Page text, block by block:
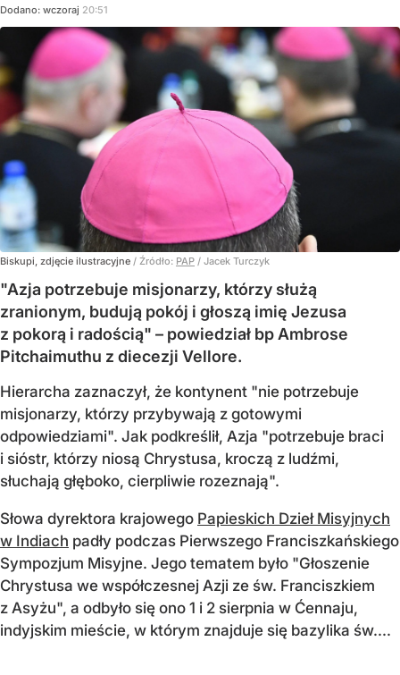
Dodano: wczoraj 20:51
Biskupi, zdjęcie ilustracyjne / Źródło: PAP / Jacek Turczyk
"Azja potrzebuje misjonarzy, którzy służą
zranionym, budują pokój i głoszą imię Jezusa
z pokorą i radością" – powiedział bp Ambrose
Pitchaimuthu z diecezji Vellore.
Hierarcha zaznaczył, że kontynent "nie potrzebuje
misjonarzy, którzy przybywają z gotowymi
odpowiedziami". Jak podkreślił, Azja "potrzebuje braci
i sióstr, którzy niosą Chrystusa, kroczą z ludźmi,
słuchają głęboko, cierpliwie rozeznają".
Słowa dyrektora krajowego Papieskich Dzieł Misyjnych
w Indiach padły podczas Pierwszego Franciszkańskiego
Sympozjum Misyjne. Jego tematem było "Głoszenie
Chrystusa we współczesnej Azji ze św. Franciszkiem
z Asyżu", a odbyło się ono 1 i 2 sierpnia w Ćennaju,
indyjskim mieście, w którym znajduje się bazylika św....